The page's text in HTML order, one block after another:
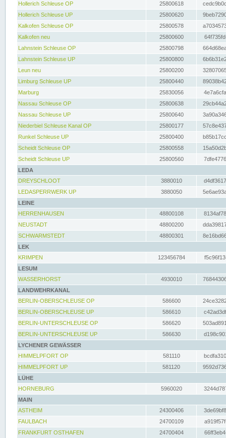
Hollerich Schleuse OP
25800618
Hollerich Schleuse UP
25800620
Kalkofen Schleuse OP
25800578
Kalkofen neu
25800600
Lahnstein Schleuse OP
25800798
Lahnstein Schleuse UP
25800800
Leun neu
25800200
Limburg Schleuse UP
25800440
Marburg
25830056
Nassau Schleuse OP
25800638
Nassau Schleuse UP
25800640
Niederbiel Schleuse Kanal OP
25800177
Runkel Schleuse UP
25800400
Scheidt Schleuse OP
25800558
Scheidt Schleuse UP
25800560
LEDA
DREYSCHLOOT
3880010
LEDASPERRWERK UP
3880050
LEINE
HERRENHAUSEN
48800108
NEUSTADT
48800200
SCHWARMSTEDT
48800301
LEK
KRIMPEN
123456784
LESUM
WASSERHORST
4930010
LANDWEHRKANAL
BERLIN-OBERSCHLEUSE OP
586600
BERLIN-OBERSCHLEUSE UP
586610
BERLIN-UNTERSCHLEUSE OP
586620
BERLIN-UNTERSCHLEUSE UP
586630
LYCHENER GEWÄSSER
HIMMELPFORT OP
581110
HIMMELPFORT UP
581120
LÜHE
HORNEBURG
5960020
MAIN
ASTHEIM
24300406
FAULBACH
24700109
FRANKFURT OSTHAFEN
24700404